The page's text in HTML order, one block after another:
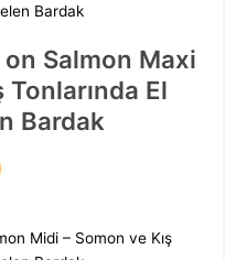
on Salmon Maxi
Tonlarında El
Bardak